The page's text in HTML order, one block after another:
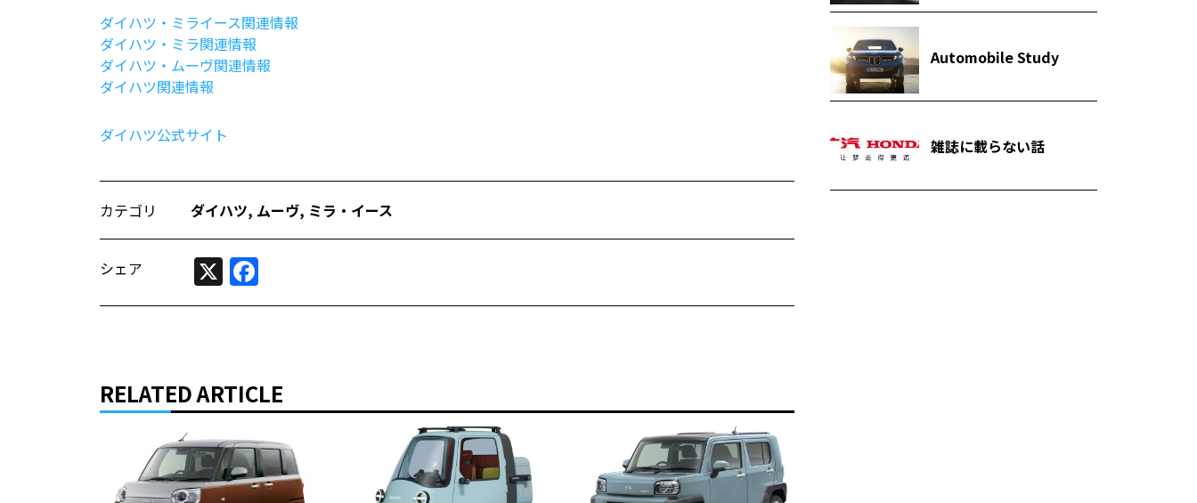
ダイハツ・ミライース関連情報
ダイハツ・ミラ関連情報
ダイハツ・ムーヴ関連情報
ダイハツ関連情報
ダイハツ公式サイト
カテゴリ ダイハツ, ムーヴ, ミラ・イース
シェア X
RELATED ARTICLE
Automobile Study
雑誌に載らない話